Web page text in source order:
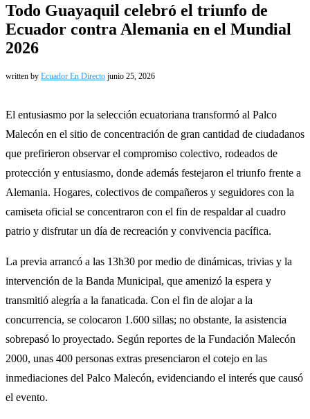
Todo Guayaquil celebró el triunfo de
Ecuador contra Alemania en el Mundial
2026
written by Ecuador En Directo junio 25, 2026
El entusiasmo por la selección ecuatoriana transformó al Palco
Malecón en el sitio de concentración de gran cantidad de ciudadanos
que prefirieron observar el compromiso colectivo, rodeados de
protección y entusiasmo, donde además festejaron el triunfo frente a
Alemania. Hogares, colectivos de compañeros y seguidores con la
camiseta oficial se concentraron con el fin de respaldar al cuadro
patrio y disfrutar un día de recreación y convivencia pacífica.
La previa arrancó a las 13h30 por medio de dinámicas, trivias y la
intervención de la Banda Municipal, que amenizó la espera y
transmitió alegría a la fanaticada. Con el fin de alojar a la
concurrencia, se colocaron 1.600 sillas; no obstante, la asistencia
sobrepasó lo proyectado. Según reportes de la Fundación Malecón
2000, unas 400 personas extras presenciaron el cotejo en las
inmediaciones del Palco Malecón, evidenciando el interés que causó
el evento.